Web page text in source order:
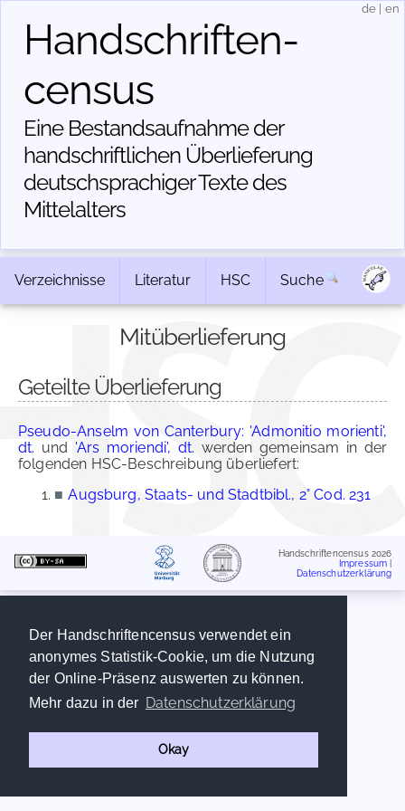
Der Handschriftencensus verwendet ein
anonymes Statistik-Cookie, um die Nutzung
der Online-Präsenz auswerten zu können.
Mehr dazu in der Datenschutzerklärung
Okay
Handschriften­
census
Eine Bestandsaufnahme der
handschriftlichen Über­lieferung
deutschsprachiger Texte des
Mittelalters
de en
Verzeichnisse Literatur HSC Suche
Mitüberlieferung
Geteilte Überlieferung
Pseudo-Anselm von Canterbury: 'Admonitio morienti',
dt. und 'Ars moriendi', dt. werden gemeinsam in der
folgenden HSC-Beschreibung überliefert:
■ Augsburg, Staats- und Stadtbibl., 2° Cod. 231
Handschriftencensus 2026
Impressum
Datenschutzerklärung